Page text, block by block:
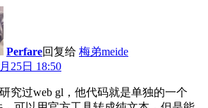
Perfare回复给 梅弟meide
25日 18:50
究过web gl，他代码就是单独的一个